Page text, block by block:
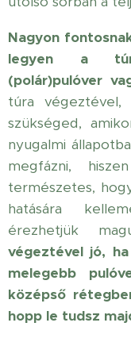
Nagyon
legyen a
(polár)pulóver
túra
szükséged,
nyugalmi
megfázni,
természetes,
hatására
érezhetjük
végeztével jó,
melegebb
középső
hopp le tudsz